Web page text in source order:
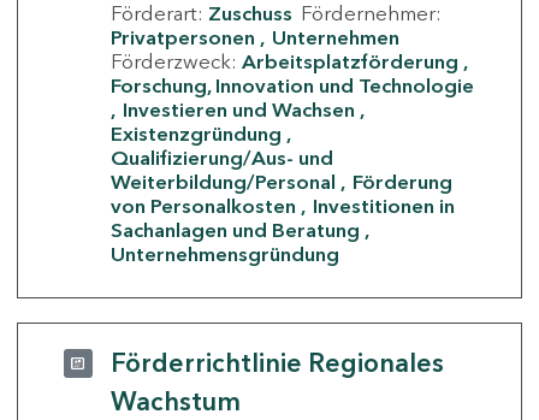
Förderart: Zuschuss Fördernehmer:
Privatpersonen
Unternehmen
Förderzweck: Arbeitsplatzförderung
Forschung, Innovation und Technologie
Investieren und Wachsen
Existenzgründung
Qualifizierung/Aus- und
Weiterbildung/Personal
Förderung
von Personalkosten
Investitionen in
Sachanlagen und Beratung
Unternehmensgründung
Förderrichtlinie Regionales
Wachstum